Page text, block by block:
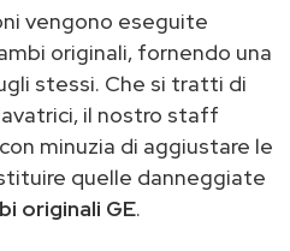
vengono eseguite
originali, fornendo una
stessi. Che si tratti di
il nostro staff
minuzia di aggiustare le
quelle danneggiate
originali GE.